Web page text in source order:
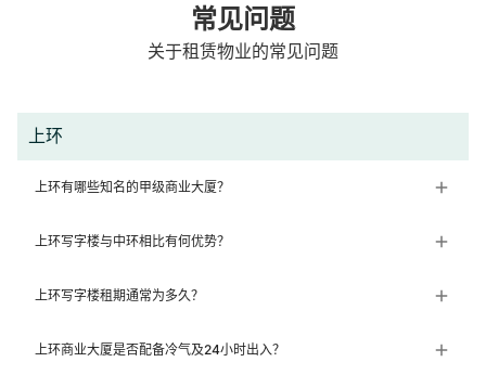
常见问题
关于租赁物业的常见问题
上环
上环有哪些知名的甲级商业大厦？
上环写字楼与中环相比有何优势？
上环写字楼租期通常为多久？
上环商业大厦是否配备冷气及24小时出入？